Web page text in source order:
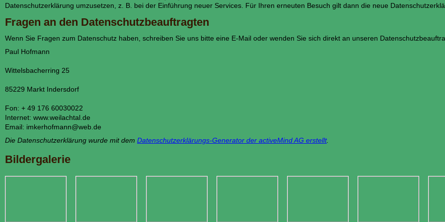
Datenschutzerklärung umzusetzen, z. B. bei der Einführung neuer Services. Für Ihren erneuten Besuch gilt dann die neue
Fragen an den Datenschutzbeauftragten
Wenn Sie Fragen zum Datenschutz haben, schreiben Sie uns bitte eine E-Mail oder wenden Sie sich direkt an unseren
Paul Hofmann
Wittelsbacherring 25
85229 Markt Indersdorf
Fon: + 49 176 60030022
Internet: www.weilachtal.de
Email: imkerhofmann@web.de
Die Datenschutzerklärung wurde mit dem Datenschutzerklärungs-Generator der activeMind AG erstellt.
Bildergalerie